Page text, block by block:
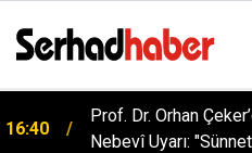
05:57
Sağlıklı
Multi-Fiber İçecek